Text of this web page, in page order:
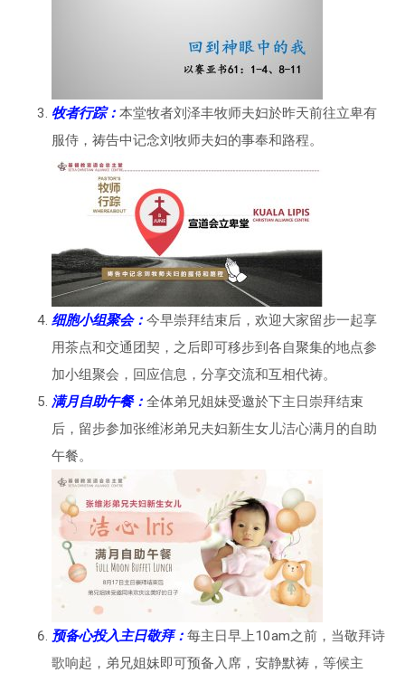
牧者行踪： 本堂牧者刘泽丰牧师夫妇於昨天前往立卑有
服侍，祷告中记念刘牧师夫妇的事奉和路程。
细胞小组聚会： 今早崇拜结束后，欢迎大家留步一起享
用茶点和交通团契，之后即可移步到各自聚集的地点参
加小组聚会，回应信息，分享交流和互相代祷。
满月自助午餐： 全体弟兄姐妹受邀於下主日崇拜结束
后，留步参加张维涁弟兄夫妇新生女儿洁心满月的自助
午餐。
预备心投入主日敬拜： 每主日早上10am之前，当敬拜诗
歌响起，弟兄姐妹即可预备入席，安静默祷，等候主